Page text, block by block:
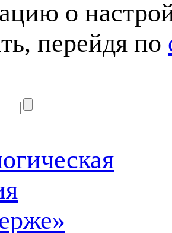
о
перейдя по